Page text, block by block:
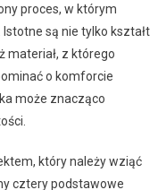
proces, w którym
są nie tylko kształt
materiał, z którego
o komforcie
może znacząco
który należy wziąć
cztery podstawowe